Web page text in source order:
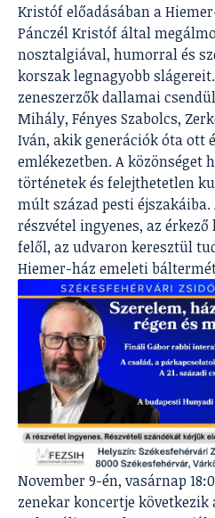
Kristóf előadásában a
Pánczél Kristóf által
nosztalgiával, humorral és
korszak legnagyobb
zeneszerzők dallamai
Mihály, Fényes Szabolcs,
Iván, akik generációk óta ott
emlékezetben. A közönséget
történetek és felejthetetlen
múlt század pesti éjszakáiba.
részvétel ingyenes, az
felől, az udvaron keresztül
Hiemer-ház emeleti
November 9-én, vasárnap
zenekar koncertje következik